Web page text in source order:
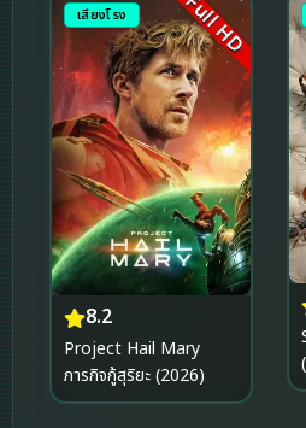
เสียงโรง Full HD
8.2
Project Hail Mary
ภารกิจกู้สุริยะ (2026)